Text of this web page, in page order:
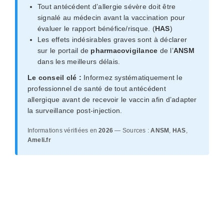
Tout antécédent d’allergie sévère doit être
signalé au médecin avant la vaccination pour
évaluer le rapport bénéfice/risque. (HAS)
Les effets indésirables graves sont à déclarer
sur le portail de pharmacovigilance de l’ANSM
dans les meilleurs délais.
Le conseil clé : Informez systématiquement le
professionnel de santé de tout antécédent
allergique avant de recevoir le vaccin afin d’adapter
la surveillance post-injection.
Informations vérifiées en2026 — Sources :ANSM , HAS,
Ameli.fr